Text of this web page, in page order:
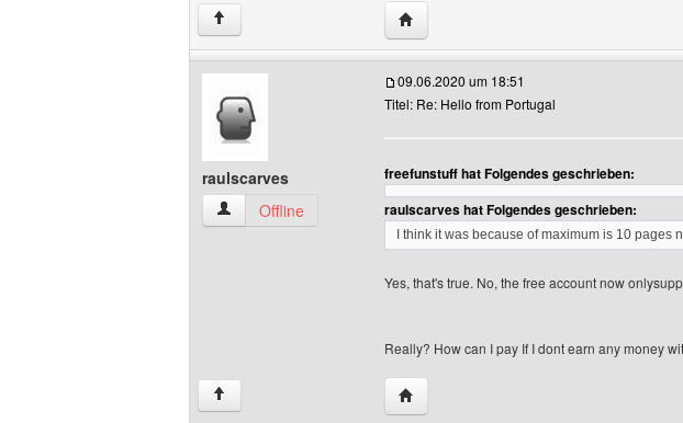
↑ Website dieses Benutzers besuchen:
raulscarves
raulscarves Benutzer-Profile anzeigen
Offline
09.06.2020 um 18:51
Titel: Re: Hello from Portugal
freefunstuff hat Folgendes geschrieben:
raulscarves hat Folgendes geschrieben:
I think it was because of maximum is 10
Yes, that's true. No, the free account now
Really? How can I pay If I dont earn any money
↑ Website dieses Benutzers besuchen: